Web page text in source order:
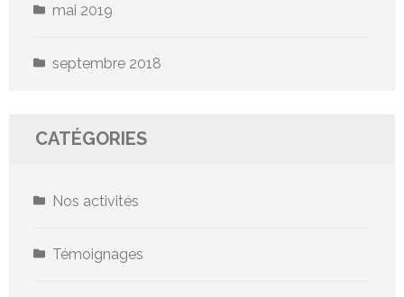
mai 2019
septembre 2018
CATÉGORIES
Nos activités
Témoignages